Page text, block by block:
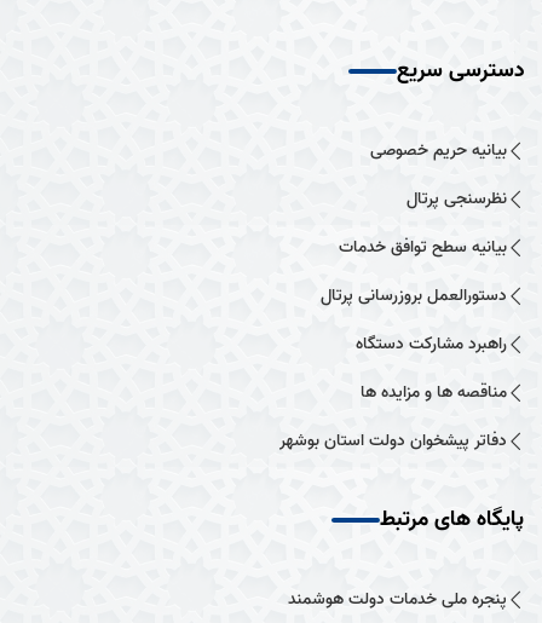
دسترسی سریع
بیانیه حریم خصوصی
نظرسنجی پرتال
بیانیه سطح توافق خدمات
دستورالعمل بروزرسانی پرتال
راهبرد مشارکت دستگاه
مناقصه ها و مزایده ها
دفاتر پیشخوان دولت استان بوشهر
پایگاه های مرتبط
پنجره ملی خدمات دولت هوشمند